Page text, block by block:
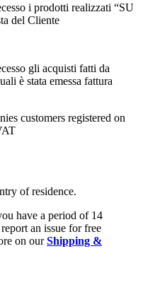
i prodotti realizzati “SU
del Cliente
gli acquisti fatti da
è stata emessa fattura
customers registered on
of residence.
have a period of 14
an issue for free
on ourShipping &